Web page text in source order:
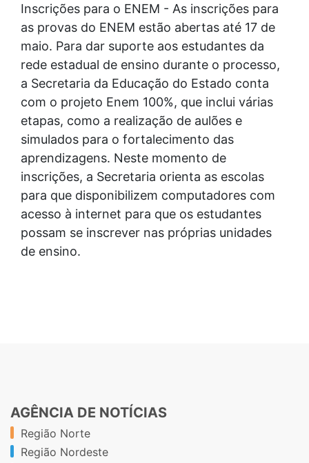
Inscrições para o ENEM - As inscrições para
as provas do ENEM estão abertas até 17 de
maio. Para dar suporte aos estudantes da
rede estadual de ensino durante o processo,
a Secretaria da Educação do Estado conta
com o projeto Enem 100%, que inclui várias
etapas, como a realização de aulões e
simulados para o fortalecimento das
aprendizagens. Neste momento de
inscrições, a Secretaria orienta as escolas
para que disponibilizem computadores com
acesso à internet para que os estudantes
possam se inscrever nas próprias unidades
de ensino.
AGÊNCIA DE NOTÍCIAS
Região Norte
Região Nordeste